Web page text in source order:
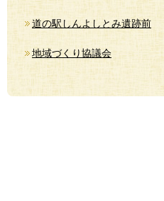
道の駅しんよしとみ遺跡前
地域づくり協議会